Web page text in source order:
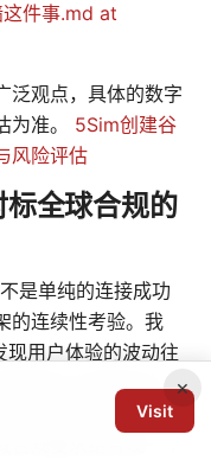
件事.md at
泛观点，具体的数字
为准。 5Sim创建谷
风险评估
全球合规的
是单纯的连接成功
的连续性考验。我
用户体验的波动往
险提示之间的张力。
境工作流的可靠伴
规要求结合成一个
×
Visit